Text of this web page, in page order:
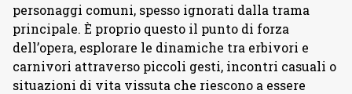
personaggi comuni, spesso ignorati dalla trama
principale. È proprio questo il punto di forza
dell’opera, esplorare le dinamiche tra erbivori e
carnivori attraverso piccoli gesti, incontri casuali o
situazioni di vita vissuta che riescono a essere